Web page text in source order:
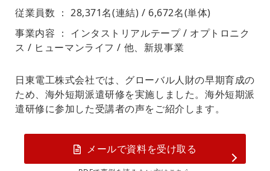
従業員数 ： 28,371名(連結) / 6,672名(単体)
事業内容 ： インタストリアルテープ / オプトロニク
ス / ヒューマンライフ / 他、新規事業
日東電工株式会社では、グローバル人財の早期育成の
ため、海外短期派遣研修を実施しました。海外短期派
遣研修に参加した受講者の声をご紹介します。
メールで資料を受け取る